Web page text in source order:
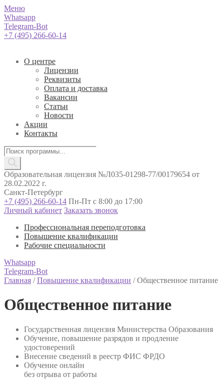
Меню
Whatsapp
Telegram-Bot
+7 (495) 266-60-14
О центре
Лицензии
Реквизиты
Оплата и доставка
Вакансии
Статьи
Новости
Акции
Контакты
Поиск
товаров
Образовательная лицензия №Л035-01298-77/00179654 от
28.02.2022 г.
Санкт-Петербург
+7 (495) 266-60-14 Пн-Пт с 8:00 до 17:00
Личный кабинет Заказать звонок
Профессиональная переподготовка
Повышение квалификации
Рабочие специальности
Whatsapp
Telegram-Bot
Главная /Повышение квалификации /Общественное питание
Общественное питание
Государственная лицензия Министерства Образования
Обучение, повышение разрядов и продление
удостоверений
Внесение сведений в реестр ФИС ФРДО
Обучение онлайн
без отрыва от работы